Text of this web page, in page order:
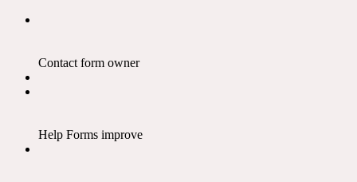
Contact form owner
Help Forms improve